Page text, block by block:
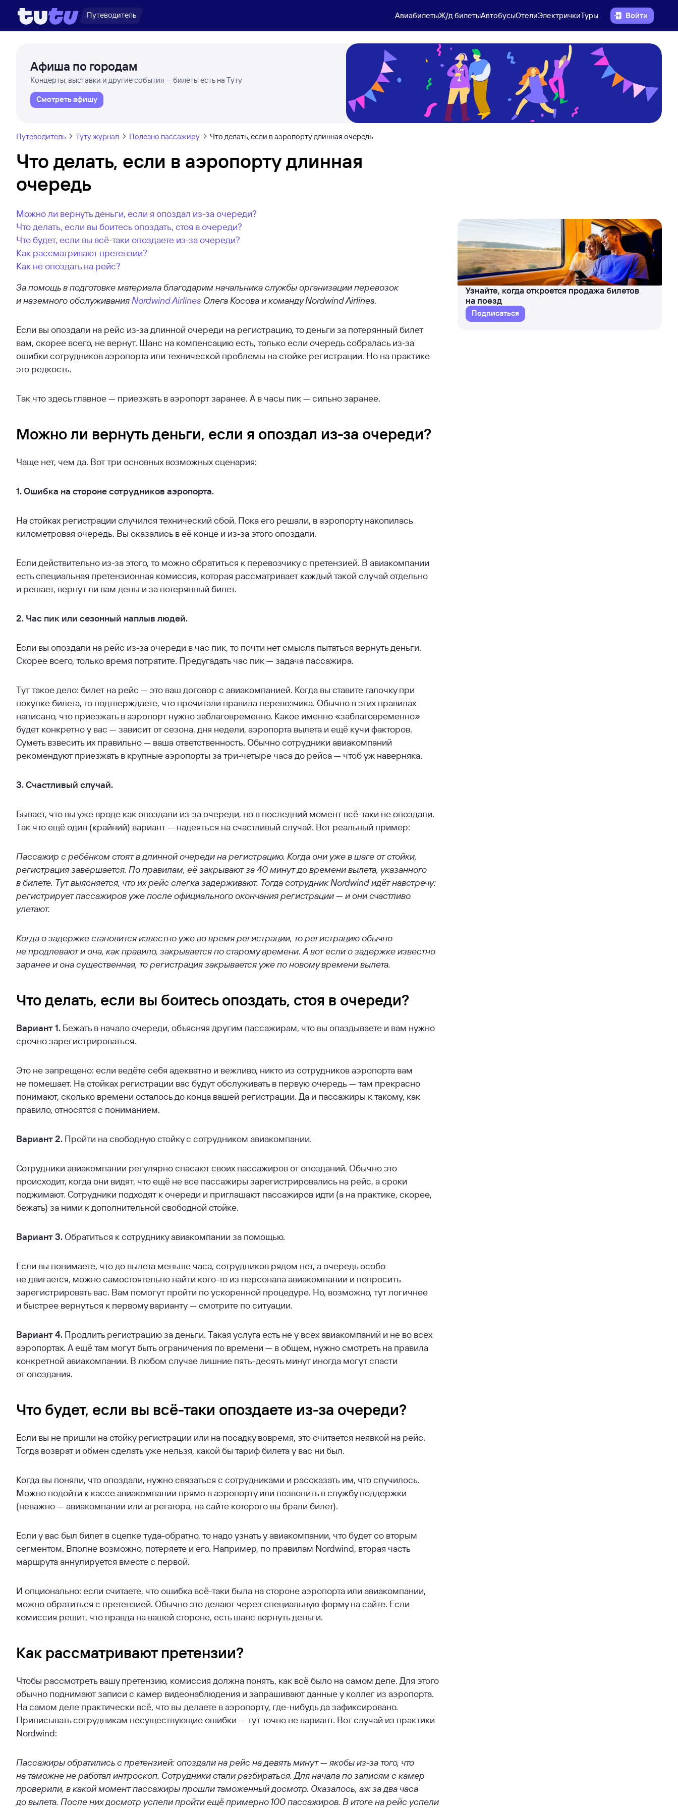
Путеводитель АвиабилетыЖ/д билетыАвтобусыОтелиЭлектричкиТуры Войти
Афиша по городам
Концерты, выставки и другие события — билеты есть на Туту
Смотреть афишу
Путеводитель Туту журнал Полезно пассажиру Что делать, если в аэропорту длинная очередь
Что делать, если в аэропорту длинная
очередь
Можно ли вернуть деньги, если я опоздал из-за очереди?
Что делать, если вы боитесь опоздать, стоя в очереди?
Что будет, если вы всё-таки опоздаете из-за очереди?
Как рассматривают претензии?
Как не опоздать на рейс?
За помощь в подготовке материала благодарим начальника службы организации перевозок
и наземного обслуживания Nordwind Airlines Олега Косова и команду Nordwind Airlines.
Если вы опоздали на рейс из-за длинной очереди на регистрацию, то деньги за потерянный билет
вам, скорее всего, не вернут. Шанс на компенсацию есть, только если очередь собралась из-за
ошибки сотрудников аэропорта или технической проблемы на стойке регистрации. Но на практике
это редкость.
Так что здесь главное — приезжать в аэропорт заранее. А в часы пик — сильно заранее.
Можно ли вернуть деньги, если я опоздал из-за очереди?
Чаще нет, чем да. Вот три основных возможных сценария:
1. Ошибка на стороне сотрудников аэропорта.
На стойках регистрации случился технический сбой. Пока его решали, в аэропорту накопилась
километровая очередь. Вы оказались в её конце и из-за этого опоздали.
Если действительно из-за этого, то можно обратиться к перевозчику с претензией. В авиакомпании
есть специальная претензионная комиссия, которая рассматривает каждый такой случай отдельно
и решает, вернут ли вам деньги за потерянный билет.
2. Час пик или сезонный наплыв людей.
Если вы опоздали на рейс из-за очереди в час пик, то почти нет смысла пытаться вернуть деньги.
Скорее всего, только время потратите. Предугадать час пик — задача пассажира.
Тут такое дело: билет на рейс — это ваш договор с авиакомпанией. Когда вы ставите галочку при
покупке билета, то подтверждаете, что прочитали правила перевозчика. Обычно в этих правилах
написано, что приезжать в аэропорт нужно заблаговременно. Какое именно «заблаговременно»
будет конкретно у вас — зависит от сезона, дня недели, аэропорта вылета и ещё кучи факторов.
Суметь взвесить их правильно — ваша ответственность. Обычно сотрудники авиакомпаний
рекомендуют приезжать в крупные аэропорты за три-четыре часа до рейса — чтоб уж наверняка.
3. Счастливый случай.
Бывает, что вы уже вроде как опоздали из-за очереди, но в последний момент всё-таки не опоздали.
Так что ещё один (крайний) вариант — надеяться на счастливый случай. Вот реальный пример:
Пассажир с ребёнком стоят в длинной очереди на регистрацию. Когда они уже в шаге от стойки,
регистрация завершается. По правилам, её закрывают за 40 минут до времени вылета, указанного
в билете. Тут выясняется, что их рейс слегка задерживают. Тогда сотрудник Nordwind идёт навстречу:
регистрирует пассажиров уже после официального окончания регистрации — и они счастливо
улетают.
Когда о задержке становится известно уже во время регистрации, то регистрацию обычно
не продлевают и она, как правило, закрывается по старому времени. А вот если о задержке известно
заранее и она существенная, то регистрация закрывается уже по новому времени вылета.
Что делать, если вы боитесь опоздать, стоя в очереди?
Вариант 1. Бежать в начало очереди, объясняя другим пассажирам, что вы опаздываете и вам нужно
срочно зарегистрироваться.
Это не запрещено: если ведёте себя адекватно и вежливо, никто из сотрудников аэропорта вам
не помешает. На стойках регистрации вас будут обслуживать в первую очередь — там прекрасно
понимают, сколько времени осталось до конца вашей регистрации. Да и пассажиры к такому, как
правило, относятся с пониманием.
Вариант 2. Пройти на свободную стойку с сотрудником авиакомпании.
Сотрудники авиакомпании регулярно спасают своих пассажиров от опозданий. Обычно это
происходит, когда они видят, что ещё не все пассажиры зарегистрировались на рейс, а сроки
поджимают. Сотрудники подходят к очереди и приглашают пассажиров идти (а на практике, скорее,
бежать) за ними к дополнительной свободной стойке.
Вариант 3. Обратиться к сотруднику авиакомпании за помощью.
Если вы понимаете, что до вылета меньше часа, сотрудников рядом нет, а очередь особо
не двигается, можно самостоятельно найти кого-то из персонала авиакомпании и попросить
зарегистрировать вас. Вам помогут пройти по ускоренной процедуре. Но, возможно, тут логичнее
и быстрее вернуться к первому варианту — смотрите по ситуации.
Вариант 4. Продлить регистрацию за деньги. Такая услуга есть не у всех авиакомпаний и не во всех
аэропортах. А ещё там могут быть ограничения по времени — в общем, нужно смотреть на правила
конкретной авиакомпании. В любом случае лишние пять-десять минут иногда могут спасти
от опоздания.
Что будет, если вы всё-таки опоздаете из-за очереди?
Если вы не пришли на стойку регистрации или на посадку вовремя, это считается неявкой на рейс.
Тогда возврат и обмен сделать уже нельзя, какой бы тариф билета у вас ни был.
Когда вы поняли, что опоздали, нужно связаться с сотрудниками и рассказать им, что случилось.
Можно подойти к кассе авиакомпании прямо в аэропорту или позвонить в службу поддержки
(неважно — авиакомпании или агрегатора, на сайте которого вы брали билет).
Если у вас был билет в сцепке туда-обратно, то надо узнать у авиакомпании, что будет со вторым
сегментом. Вполне возможно, потеряете и его. Например, по правилам Nordwind, вторая часть
маршрута аннулируется вместе с первой.
И опционально: если считаете, что ошибка всё-таки была на стороне аэропорта или авиакомпании,
можно обратиться с претензией. Обычно это делают через специальную форму на сайте. Если
комиссия решит, что правда на вашей стороне, есть шанс вернуть деньги.
Как рассматривают претензии?
Чтобы рассмотреть вашу претензию, комиссия должна понять, как всё было на самом деле. Для этого
обычно поднимают записи с камер видеонаблюдения и запрашивают данные у коллег из аэропорта.
На самом деле практически всё, что вы делаете в аэропорту, где-нибудь да зафиксировано.
Приписывать сотрудникам несуществующие ошибки — тут точно не вариант. Вот случай из практики
Nordwind:
Пассажиры обратились с претензией: опоздали на рейс на девять минут — якобы из-за того, что
на таможне не работал интроскоп. Сотрудники стали разбираться. Для начала по записям с камер
проверили, в какой момент пассажиры прошли таможенный досмотр. Оказалось, аж за два часа
до вылета. После них досмотр успели пройти ещё примерно 100 пассажиров. В итоге на рейс успели
Узнайте, когда откроется продажа билетов
на поезд
Подписаться